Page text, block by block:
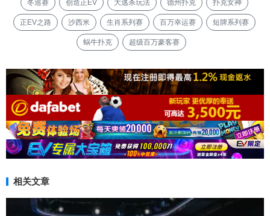
冬巡赛 创造正EV 大逃杀玩法 德州扑克 扑克女神
正EV之路 沙西米 生肖系列赛 百万幸运赛 短牌系列赛
蜗牛扑克 超级百万豪客赛
相关文章